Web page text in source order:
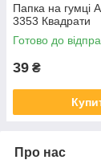
Папка на гумці
3353 Квадрати
Готово до
39 ₴
Про нас